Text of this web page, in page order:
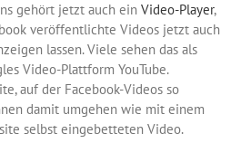
gehört jetzt auch ein Video-Player,
veröffentlichte Videos jetzt auch
lassen. Viele sehen das als
Video-Plattform YouTube.
auf der Facebook-Videos so
damit umgehen wie mit einem
selbst eingebetteten Video.